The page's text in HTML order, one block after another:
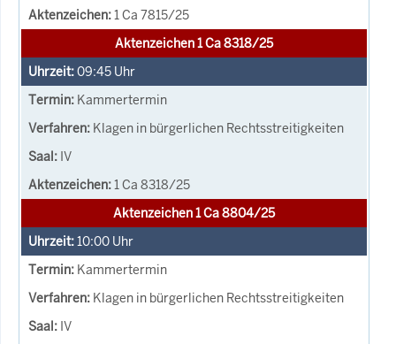
1 Ca 7815/25
Aktenzeichen 1 Ca 8318/25
09:45 Uhr
Kammertermin
Klagen in bürgerlichen Rechtsstreitigkeiten
IV
1 Ca 8318/25
Aktenzeichen 1 Ca 8804/25
10:00 Uhr
Kammertermin
Klagen in bürgerlichen Rechtsstreitigkeiten
IV